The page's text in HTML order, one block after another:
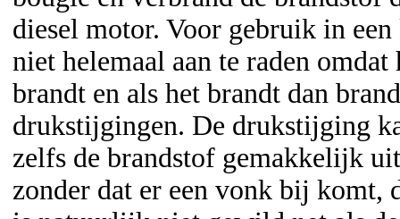
diesel motor. Voor gebruik in
niet helemaal aan te raden
brandt en als het brandt dan
drukstijgingen. De drukstijging
zelfs de brandstof gemakkelijk
zonder dat er een vonk bij komt,